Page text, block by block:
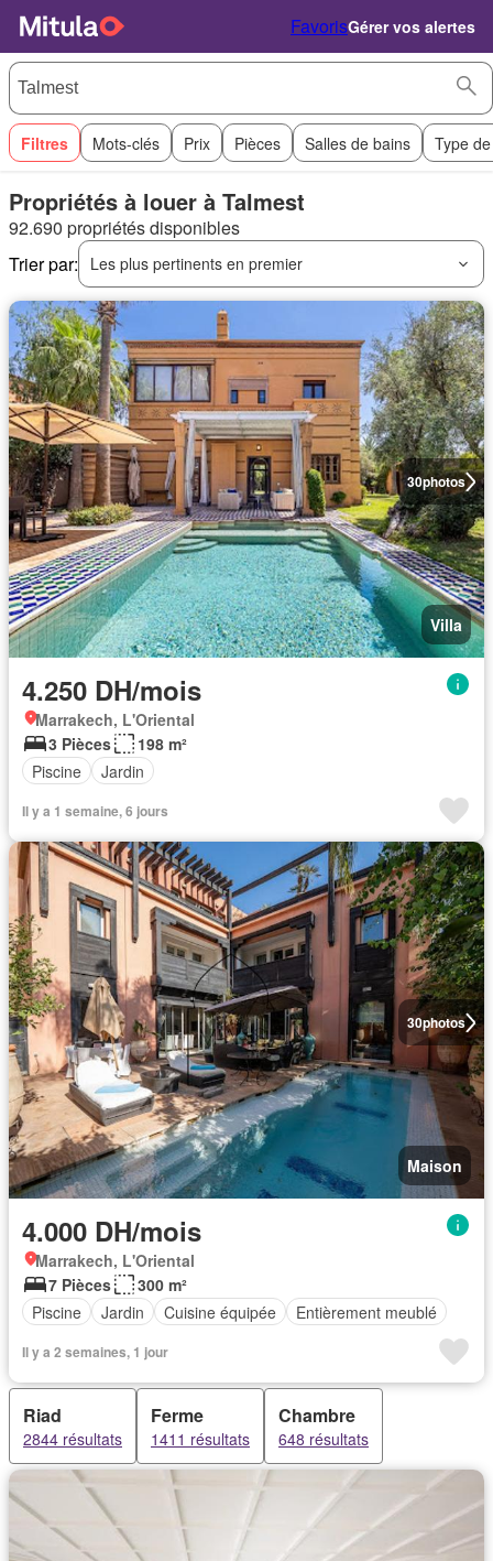
FavorisGérer vos alertes
Filtres Mots-clés Prix Pièces Salles de bains Type
Propriétés à louer à Talmest
92.690 propriétés disponibles
Trier par:
Les plus pertinents en premier
30photos
Villa
4.250 DH/mois
Marrakech, L'Oriental
3 Pièces
198 m²
Piscine
Jardin
Il y a 1 semaine, 6 jours
30photos
Maison
4.000 DH/mois
Marrakech, L'Oriental
7 Pièces
300 m²
Piscine
Jardin Cuisine équipée Entièrement meublé
Il y a 2 semaines, 1 jour
Riad
2844 résultats
Ferme
1411 résultats
Chambre
648 résultats